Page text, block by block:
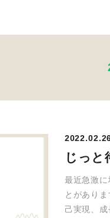
じっと
最近急激
とがあり
己実現、